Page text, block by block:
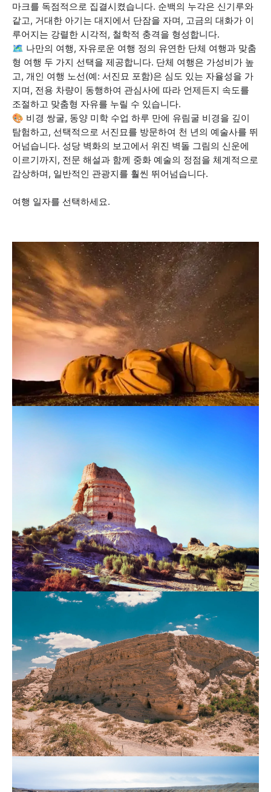
마크를 독점적으로 집결시켰습니다. 순백의 누각은 신기루와
같고, 거대한 아기는 대지에서 단잠을 자며, 고금의 대화가 이
루어지는 강렬한 시각적, 철학적 충격을 형성합니다.
🗺️ 나만의 여행, 자유로운 여행 정의 유연한 단체 여행과 맞춤
형 여행 두 가지 선택을 제공합니다. 단체 여행은 가성비가 높
고, 개인 여행 노선(예: 서진묘 포함)은 심도 있는 자율성을 가
지며, 전용 차량이 동행하여 관심사에 따라 언제든지 속도를
조절하고 맞춤형 자유를 누릴 수 있습니다.
🎨 비경 쌍굴, 동양 미학 수업 하루 만에 유림굴 비경을 깊이
탐험하고, 선택적으로 서진묘를 방문하여 천 년의 예술사를 뛰
어넘습니다. 성당 벽화의 보고에서 위진 벽돌 그림의 신운에
이르기까지, 전문 해설과 함께 중화 예술의 정점을 체계적으로
감상하며, 일반적인 관광지를 훨씬 뛰어넘습니다.
여행 일자를 선택하세요.